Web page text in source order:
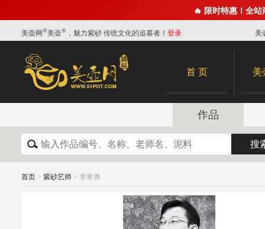
🔥 限时特惠！全
美壶网®美壶® ，魅力紫砂 传统文化的追慕者！ 登录 美
首 页 美
作品
首页 > 紫砂艺师 > 李寒勇